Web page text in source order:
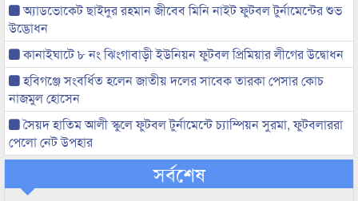
অ্যাডভোকেট ছাইদুর রহমান জীবেব মিনি নাইট ফুটবল টুর্নামেন্টের শুভ
উদ্ভোধন
কানাইঘাটে ৮ নং ঝিংগাবাড়ী ইউনিয়ন ফুটবল প্রিমিয়ার লীগের উদ্বোধন
হবিগঞ্জে সংবর্ধিত হলেন জাতীয় দলের সাবেক তারকা পেসার কোচ
নাজমুল হোসেন
সৈয়দ হাতিম আলী স্কুলে ফুটবল টুর্নামেন্টে চ্যাম্পিয়ন সুরমা, ফুটবলাররা
পেলো নেট উপহার
সর্বশেষ